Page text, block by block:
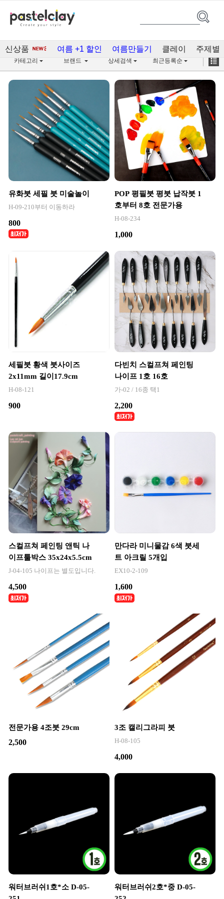
신상품 여름 +1 할인 여름만들기 클레이 주제별
도구(36)
카테고리 브랜드 상세검색 최근등록순
유화붓 세필 붓 미술놀이
H-09-210부터 이동하라
800
POP 평필붓 평붓 납작붓 1
호부터 8호 전문가용
H-08-234
1,000
세필붓 황색 붓사이즈
2x11mm 길이17.9cm
H-08-121
900
다빈치 스컬프쳐 페인팅
나이프 1호 16호
가-02 / 16종 택1
2,200
스컬프쳐 페인팅 앤틱 나
이프툴박스 35x24x5.5cm
J-04-105 나이프는 별도입니다.
4,500
만다라 미니물감 6색 붓세
트 아크릴 5개입
EX10-2-109
1,600
전문가용 4조붓 29cm
2,500
3조 캘리그라피 붓
H-08-105
4,000
워터브러쉬1호*소 D-05-
워터브러쉬2호*중 D-05-